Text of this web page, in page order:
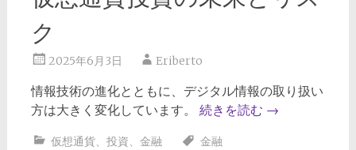
ク
2025年6月3日 Eriberto
情報技術の進化とともに、デジタル情報の取り扱い
方は大きく変化しています。 続きを読む →
仮想通貨、 投資、 金融 金融